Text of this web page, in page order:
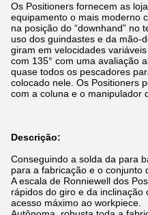
Os Positioners fornecem as
equipamento o mais moderno
na posição do “downhand” no
uso dos guindastes e da mão-
giram em velocidades
com 135° com uma avaliação
quase todos os pescadores
colocado nele. Os Positioners
com a coluna e o manipulador
Descrição:
Conseguindo a solda da para
para a fabricação e o conjunto
A escala de Ronniewell dos
rápidos do giro e da
acesso máximo ao workpiece.